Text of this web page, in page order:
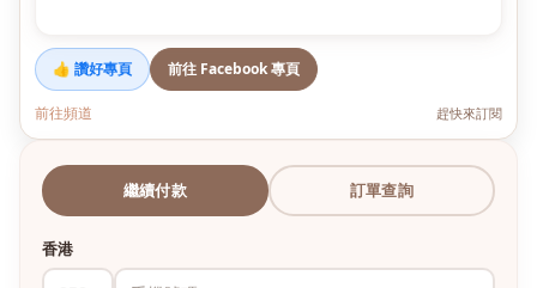
👍 讚好專頁 前往 Facebook 專頁
前往頻道 趕快來訂閱
繼續付款 訂單查詢
香港